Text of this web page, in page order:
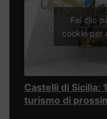
Fai clic
cookie per
Castelli di Sicilia:
turismo di